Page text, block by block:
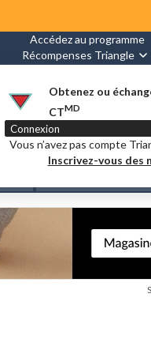
Accédez au programme
Récompenses Triangle
Obtenez ou
CTMD
Connexion
Vous n’avez pas compte
Inscrivez-vous des
Nouveautés et